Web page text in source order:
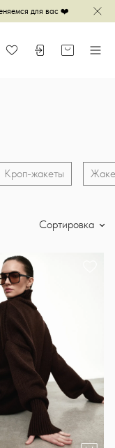
для вас ❤️
ИзбранноеВойти илиКорзинаМеню
Кроп-жакеты
Сортировка